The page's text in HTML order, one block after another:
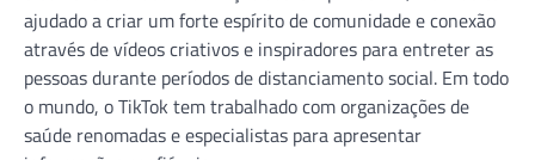
ajudado a criar um forte espírito de comunidade e conexão
através de vídeos criativos e inspiradores para entreter as
pessoas durante períodos de distanciamento social. Em todo
o mundo, o TikTok tem trabalhado com organizações de
saúde renomadas e especialistas para apresentar